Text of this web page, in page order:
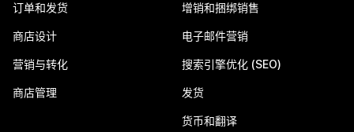
订单和发货
商店设计
营销与转化
商店管理
增销和捆绑销售
电子邮件营销
搜索引擎优化 (SEO)
发货
货币和翻译